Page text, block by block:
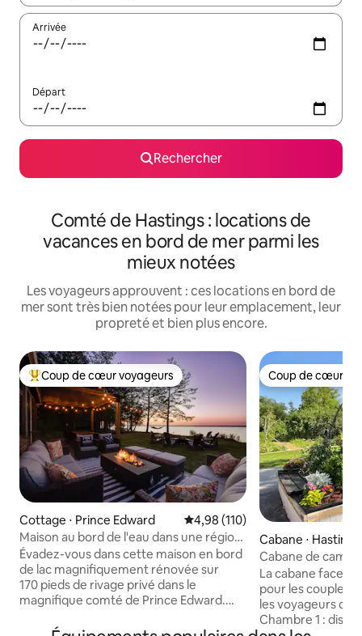
Arrivée
Départ
Rechercher
Comté de Hastings : locations de
vacances en bord de mer parmi les
mieux notées
Les voyageurs approuvent : ces locations en bord de
mer sont très bien notées pour leur emplacement, leur
propreté et bien plus encore.
Coups de cœur voyageurs les plus appréciés
Coup de cœur voyageurs
Cottage ⋅ Prince Edward Évaluation moyenne sur la
4,98 (110)
Maison au bord de l'eau dans une région
vinicole avec SAUNA et JACUZZI
Évadez-vous dans cette maison en bord
de lac magnifiquement rénovée sur
170 pieds de rivage privé dans le
magnifique comté de Prince Edward.
panoramique, de notre jacuzzi et de
Coup de cœur
Coup de cœur
Cabane ⋅ Hastings
Cabane de
rivière Trent
La cabane face à
pour les couples,
les voyageurs
Chambre 1 :